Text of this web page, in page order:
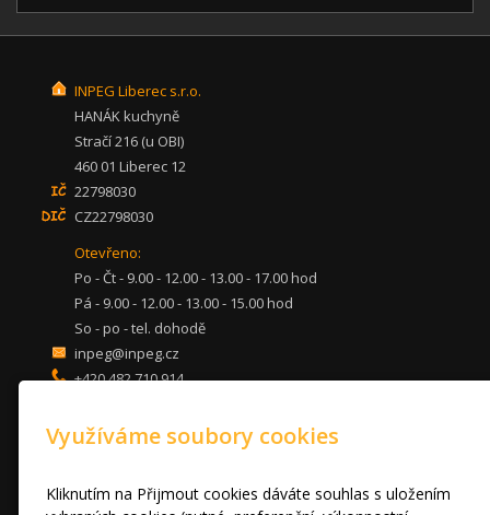
INPEG Liberec s.r.o.
HANÁK kuchyně
Stračí 216 (u OBI)
460 01 Liberec 12
22798030
CZ22798030
Otevřeno:
Po - Čt - 9.00 - 12.00 - 13.00 - 17.00 hod
Pá - 9.00 - 12.00 - 13.00 - 15.00 hod
So - po - tel. dohodě
inpeg@inpeg.cz
+420 482 710 914
KUCHYNĚ
DVEŘE A STOLY
Využíváme soubory cookies
Kliknutím na Přijmout cookies dáváte souhlas s uložením